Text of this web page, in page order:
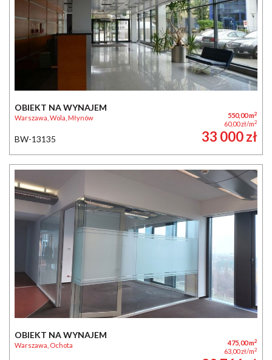
OBIEKT NA WYNAJEM
Warszawa, Wola, Młynów 550,00 m2
60,00 zł/m2
BW-13135 33 000 zł
OBIEKT NA WYNAJEM
Warszawa, Ochota 475,00 m2
63,00 zł/m2